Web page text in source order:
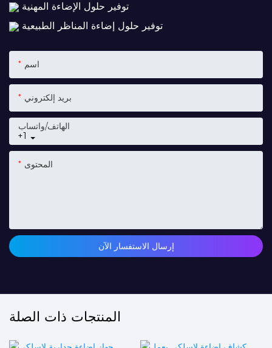
توفير حلول الإضاءة المهنية
توفير حلول إضاءة المناظر الطبيعية
اسم
بريد إلكتروني
+1
الهاتف/واتساب
المحتوى
إرسال الاستفسار الآن
المنتجات ذات الصلة